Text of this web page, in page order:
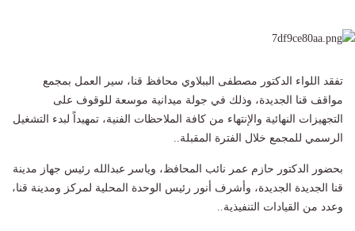
تفقد اللواء الدكتور مصطفى الببلاوي محافظ قنا، سير العمل بمجمع
مواقف قنا الجديدة، وذلك في جولة ميدانية موسعة للوقوف على
التجهيزات النهائية والإنتهاء من كافة الملاحظات الفنية، تمهيداً لبدء التشغيل
الرسمي للمجمع خلال الفترة المقبلة..
بحضور الدكتور حازم عمر نائب المحافظ، وياسر عبدالله رئيس جهاز مدينة
قنا الجديدة الجديدة، وأشرف أنور رئيس الوحدة المحلية لمركز ومدينة قنا،
وعدد من القيادات التنفيذية..